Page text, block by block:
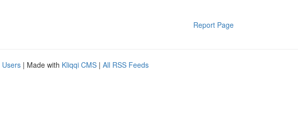
Report Page
Users | Made with Kliqqi CMS | All RSS Feeds